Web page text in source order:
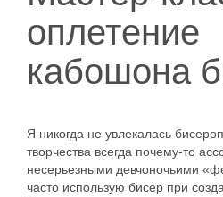
оплетение
кабошона
Я никогда не увлекалась
творчества всегда почему-то
несерьезными девчоночьими
часто использую бисер при